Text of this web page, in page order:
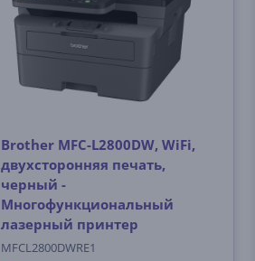
Brother MFC-L2800DW, WiFi,
двухсторонняя печать,
черный -
Многофункциональный
лазерный принтер
MFCL2800DWRE1